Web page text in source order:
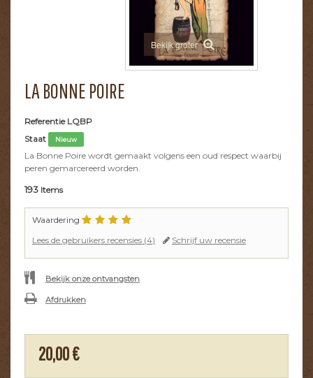
Bekijk groter
LA BONNE POIRE
Referentie LQBP
Staat
Nieuw
La Bonne Poire wordt gemaakt volgens een oud respect waarbij
peren gemarcereerd worden.
193 Items
Waardering
Lees de gebruikers recensies (4) Schrijf uw recensie
Bekijk onze ontvangsten
Afdrukken
20,00 €